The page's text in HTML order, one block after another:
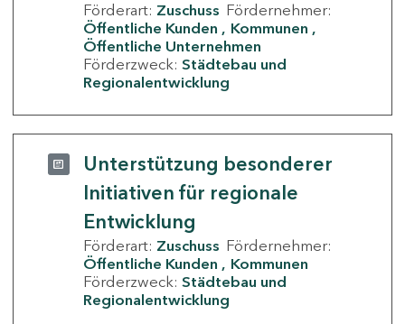
Förderart: Zuschuss Fördernehmer:
Öffentliche Kunden
Kommunen
Öffentliche Unternehmen
Förderzweck: Städtebau und
Regionalentwicklung
Unterstützung besonderer
Initiativen für regionale
Entwicklung
Förderart: Zuschuss Fördernehmer:
Öffentliche Kunden
Kommunen
Förderzweck: Städtebau und
Regionalentwicklung